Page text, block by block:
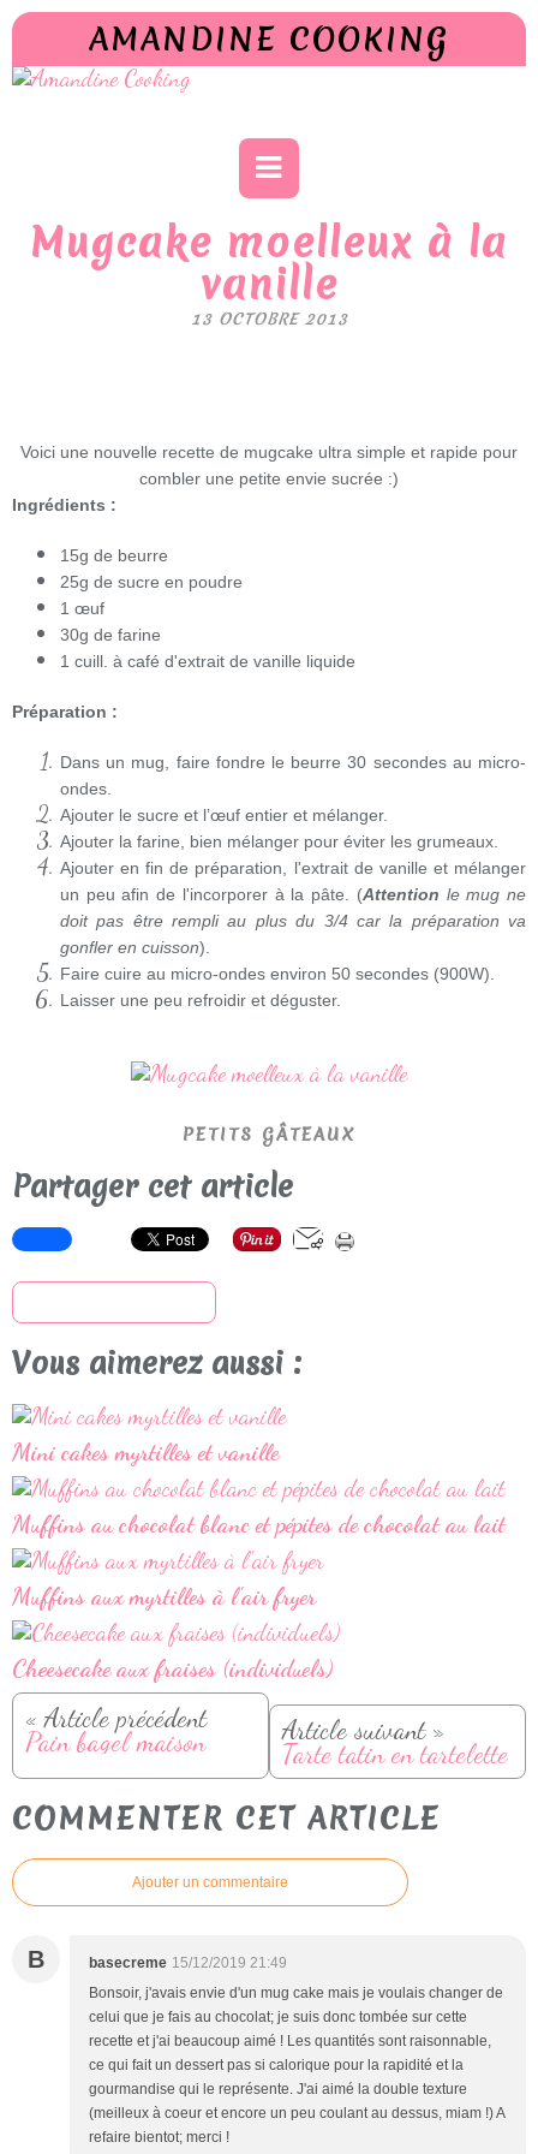
AMANDINE COOKING
Mugcake moelleux à la
vanille
13 OCTOBRE 2013
Voici une nouvelle recette de mugcake ultra simple et rapide pour
combler une petite envie sucrée :)
Ingrédients :
15g de beurre
25g de sucre en poudre
1 œuf
30g de farine
1 cuill. à café d'extrait de vanille liquide
Préparation :
Dans un mug, faire fondre le beurre 30 secondes au micro-
ondes.
Ajouter le sucre et l’œuf entier et mélanger.
Ajouter la farine, bien mélanger pour éviter les grumeaux.
Ajouter en fin de préparation, l'extrait de vanille et mélanger
un peu afin de l'incorporer à la pâte. (Attention le mug ne
doit pas être rempli au plus du 3/4 car la préparation va
gonfler en cuisson).
Faire cuire au micro-ondes environ 50 secondes (900W).
Laisser une peu refroidir et déguster.
PETITS GÂTEAUX
Partager cet article
Vous aimerez aussi :
Mini cakes myrtilles et vanille
Muffins au chocolat blanc et pépites de chocolat au lait
Muffins aux myrtilles à l'air fryer
Cheesecake aux fraises (individuels)
« Article précédent
Pain bagel maison Article suivant »
Tarte tatin en tartelette
COMMENTER CET ARTICLE
Ajouter un commentaire
B basecreme 15/12/2019 21:49
Bonsoir, j'avais envie d'un mug cake mais je voulais changer de
celui que je fais au chocolat; je suis donc tombée sur cette
recette et j'ai beaucoup aimé ! Les quantités sont raisonnable,
ce qui fait un dessert pas si calorique pour la rapidité et la
gourmandise qui le représente. J'ai aimé la double texture
(meilleux à coeur et encore un peu coulant au dessus, miam !) A
refaire bientot; merci !